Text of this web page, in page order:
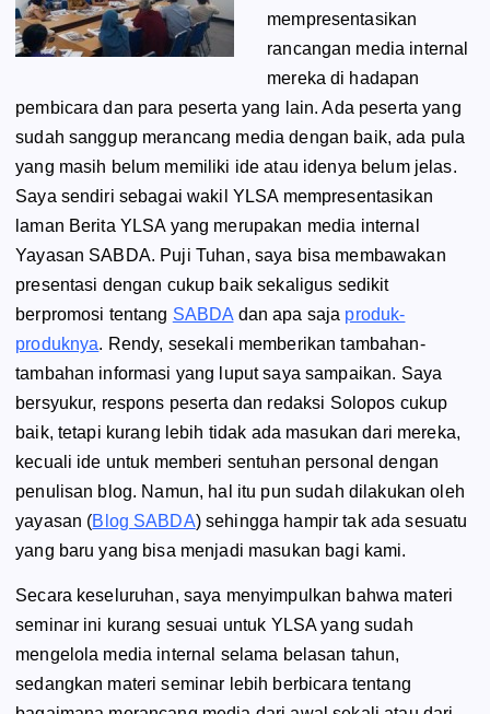
mempresentasikan
rancangan media internal
mereka di hadapan
pembicara dan para peserta yang lain. Ada peserta yang
sudah sanggup merancang media dengan baik, ada pula
yang masih belum memiliki ide atau idenya belum jelas.
Saya sendiri sebagai wakil YLSA mempresentasikan
laman Berita YLSA yang merupakan media internal
Yayasan SABDA. Puji Tuhan, saya bisa membawakan
presentasi dengan cukup baik sekaligus sedikit
berpromosi tentang SABDA dan apa saja produk-
produknya. Rendy, sesekali memberikan tambahan-
tambahan informasi yang luput saya sampaikan. Saya
bersyukur, respons peserta dan redaksi Solopos cukup
baik, tetapi kurang lebih tidak ada masukan dari mereka,
kecuali ide untuk memberi sentuhan personal dengan
penulisan blog. Namun, hal itu pun sudah dilakukan oleh
yayasan (Blog SABDA) sehingga hampir tak ada sesuatu
yang baru yang bisa menjadi masukan bagi kami.
Secara keseluruhan, saya menyimpulkan bahwa materi
seminar ini kurang sesuai untuk YLSA yang sudah
mengelola media internal selama belasan tahun,
sedangkan materi seminar lebih berbicara tentang